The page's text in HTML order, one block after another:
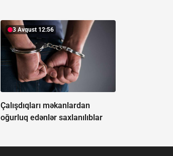
3 Avqust 12:56
Çalışdıqları məkanlardan
oğurluq edənlər saxlanılıblar